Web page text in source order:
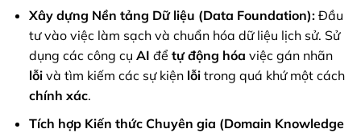
Xây dựng Nền tảng Dữ liệu (Data Foundation):Đầu
tư vào việc làm sạch và chuẩn hóa dữ liệu lịch sử. Sử
dụng các công cụ AI để tự động hóa việc gán nhãn
lỗivà tìm kiếm các sự kiện lỗitrong quá khứ một cách
chính xác.
Tích hợp Kiến thức Chuyên gia (Domain Knowledge